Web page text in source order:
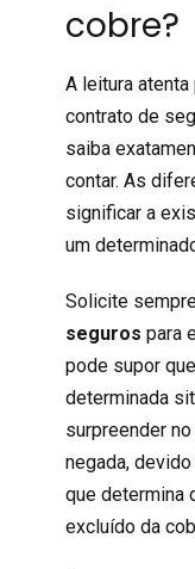
cobre?
A leitura
contrato de
saiba
contar. As
significar a
um
Solicite
seguros para
pode supor
determinada
surpreender
negada,
que determina
excluído da